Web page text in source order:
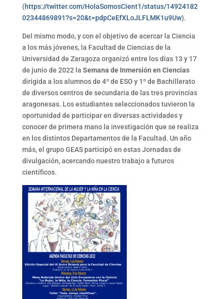
(https://twitter.com/HolaSomosCient1/status/14924182
02344869891?s=20&t=pdpCeEfXLoJLFLMK1u9Uw).
Del mismo modo, y con el objetivo de acercar la Ciencia
a los más jóvenes, la Facultad de Ciencias de la
Universidad de Zaragoza organizó entre los días 13 y 17
de junio de 2022 la Semana de Inmersión en Ciencias
dirigida a los alumnos de 4º de ESO y 1º de Bachillerato
de diversos centros de secundaria de las tres provincias
aragonesas. Los estudiantes seleccionados tuvieron la
oportunidad de participar en diversas actividades y
conocer de primera mano la investigación que se realiza
en los distintos Departamentos de la Facultad. Un año
más, el grupo GEAS participó en estas Jornadas de
divulgación, acercando nuestro trabajo a futuros
científicos.